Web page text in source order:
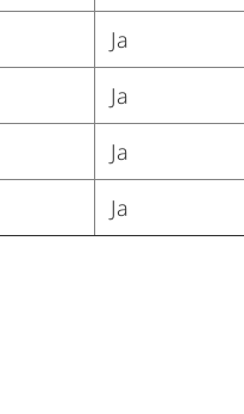
Ja
Ja
Ja
Ja